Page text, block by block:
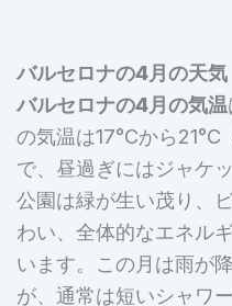
バルセロナの4月の天気
バルセロナの4月の気温
の気温は17°Cから
で、昼過ぎにはジャケ
公園は緑が生い茂り、
わい、全体的なエネル
います。この月は雨が
が、通常は短いシャワ